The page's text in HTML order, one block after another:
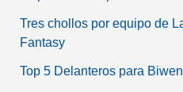
Tres chollos por equipo de
Fantasy
Top 5 Delanteros para